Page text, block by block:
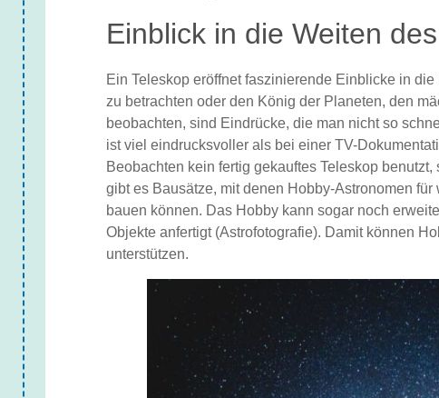
Einblick in die Weiten
Ein Teleskop eröffnet faszinierende Einblicke in
zu betrachten oder den König der Planeten, den
beobachten, sind Eindrücke, die man nicht so
ist viel eindrucksvoller als bei einer TV-
Beobachten kein fertig gekauftes Teleskop
gibt es Bausätze, mit denen Hobby-Astronomen
bauen können. Das Hobby kann sogar noch
Objekte anfertigt (Astrofotografie). Damit können
unterstützen.